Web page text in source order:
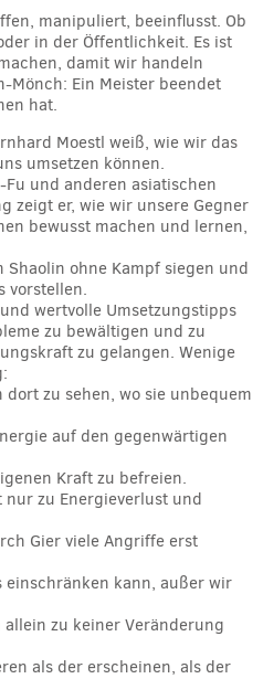
manipuliert, beeinflusst. Ob
in der Öffentlichkeit. Es ist
damit wir handeln
Mönch: Ein Meister beendet
hat.
Moestl weiß, wie wir das
umsetzen können.
und anderen asiatischen
zeigt er, wie wir unsere Gegner
bewusst machen und lernen,
ohne Kampf siegen und
vorstellen.
wertvolle Umsetzungstipps
zu bewältigen und zu
zu gelangen. Wenige
zu sehen, wo sie unbequem
auf den gegenwärtigen
Kraft zu befreien.
zu Energieverlust und
Gier viele Angriffe erst
kann, außer wir
zu keiner Veränderung
als der erscheinen, als der